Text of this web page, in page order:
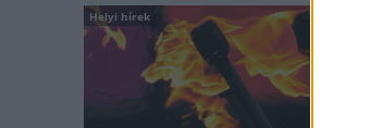
Helyi hírek